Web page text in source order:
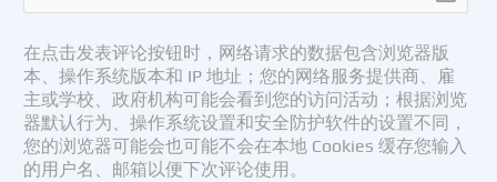
在点击发表评论按钮时，网络请求的数据包含浏览器版
本、操作系统版本和 IP 地址；您的网络服务提供商、雇
主或学校、政府机构可能会看到您的访问活动；根据浏览
器默认行为、操作系统设置和安全防护软件的设置不同，
您的浏览器可能会也可能不会在本地 Cookies 缓存您输入
的用户名、邮箱以便下次评论使用。